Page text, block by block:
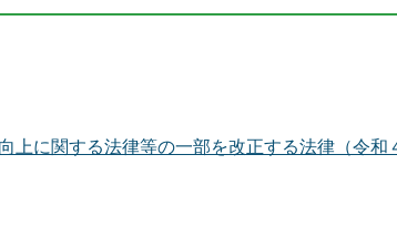
上に関する法律等の一部を改正する法律（令和